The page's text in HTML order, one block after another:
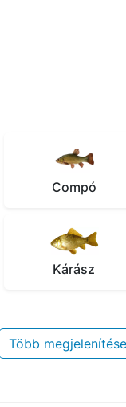
Compó
Kárász
Több megjelenítése